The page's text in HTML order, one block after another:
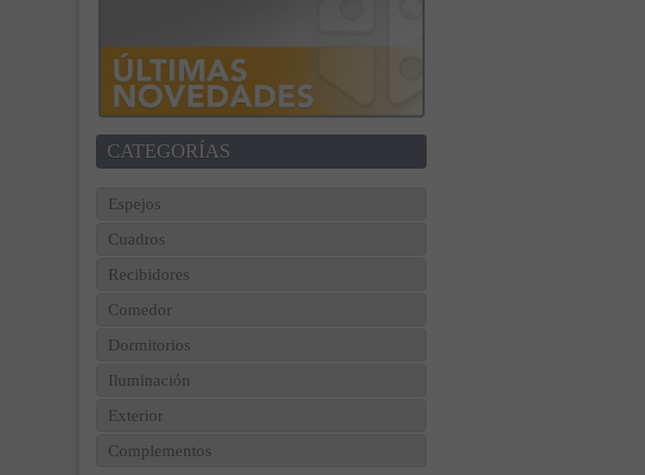
CATEGORÍAS
Espejos
Cuadros
Recibidores
Comedor
Dormitorios
Iluminación
Exterior
Complementos